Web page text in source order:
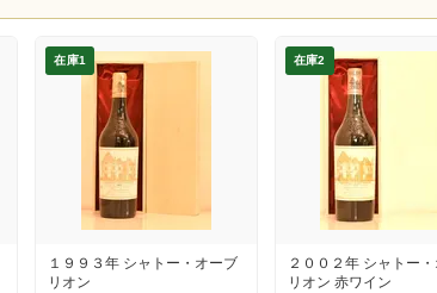
在庫1
１９９３年 シャトー・オーブ
リオン
在庫2
２００２年 シャトー
リオン 赤ワイン